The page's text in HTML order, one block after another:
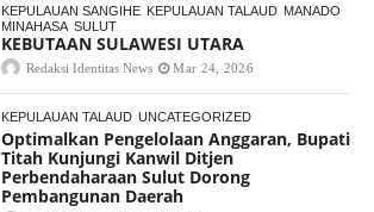
KEPULAUAN SANGIHE KEPULAUAN TALAUD MANADO
MINAHASA SULUT
KEBUTAAN SULAWESI UTARA
Redaksi Identitas News Mar 24, 2026
KEPULAUAN TALAUD UNCATEGORIZED
Optimalkan Pengelolaan Anggaran, Bupati
Titah Kunjungi Kanwil Ditjen
Perbendaharaan Sulut Dorong
Pembangunan Daerah